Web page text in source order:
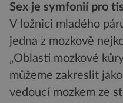
Sex je symfonií pro
V ložnici mladého
jedna z mozkově
„Oblasti mozkové
můžeme zakreslit
vedoucí mozkem ze